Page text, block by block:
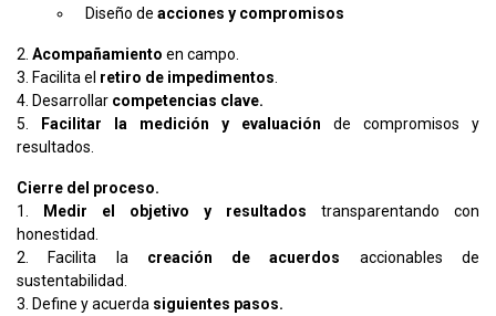
Diseño de acciones y compromisos
2. Acompañamiento en campo.
3. Facilita el retiro de impedimentos
4. Desarrollar competencias clave.
5.
Facilitar la medición y evaluación de compromisos y
resultados.
Cierre del proceso.
1.
Medir el objetivo y resultados transparentando con
honestidad.
2. Facilita la creación de acuerdos accionables de
sustentabilidad.
3. Define y acuerda siguientes pasos.